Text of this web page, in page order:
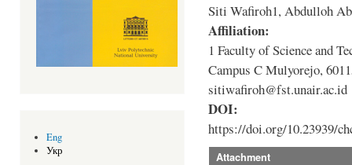
Eng
Укр
Siti Wafiroh1, Abdulloh
Affiliation:
1 Faculty of Science and
Campus C Mulyorejo,
sitiwafiroh@fst.unair.ac.id
DOI:
https://doi.org/10.23939/
Attachment